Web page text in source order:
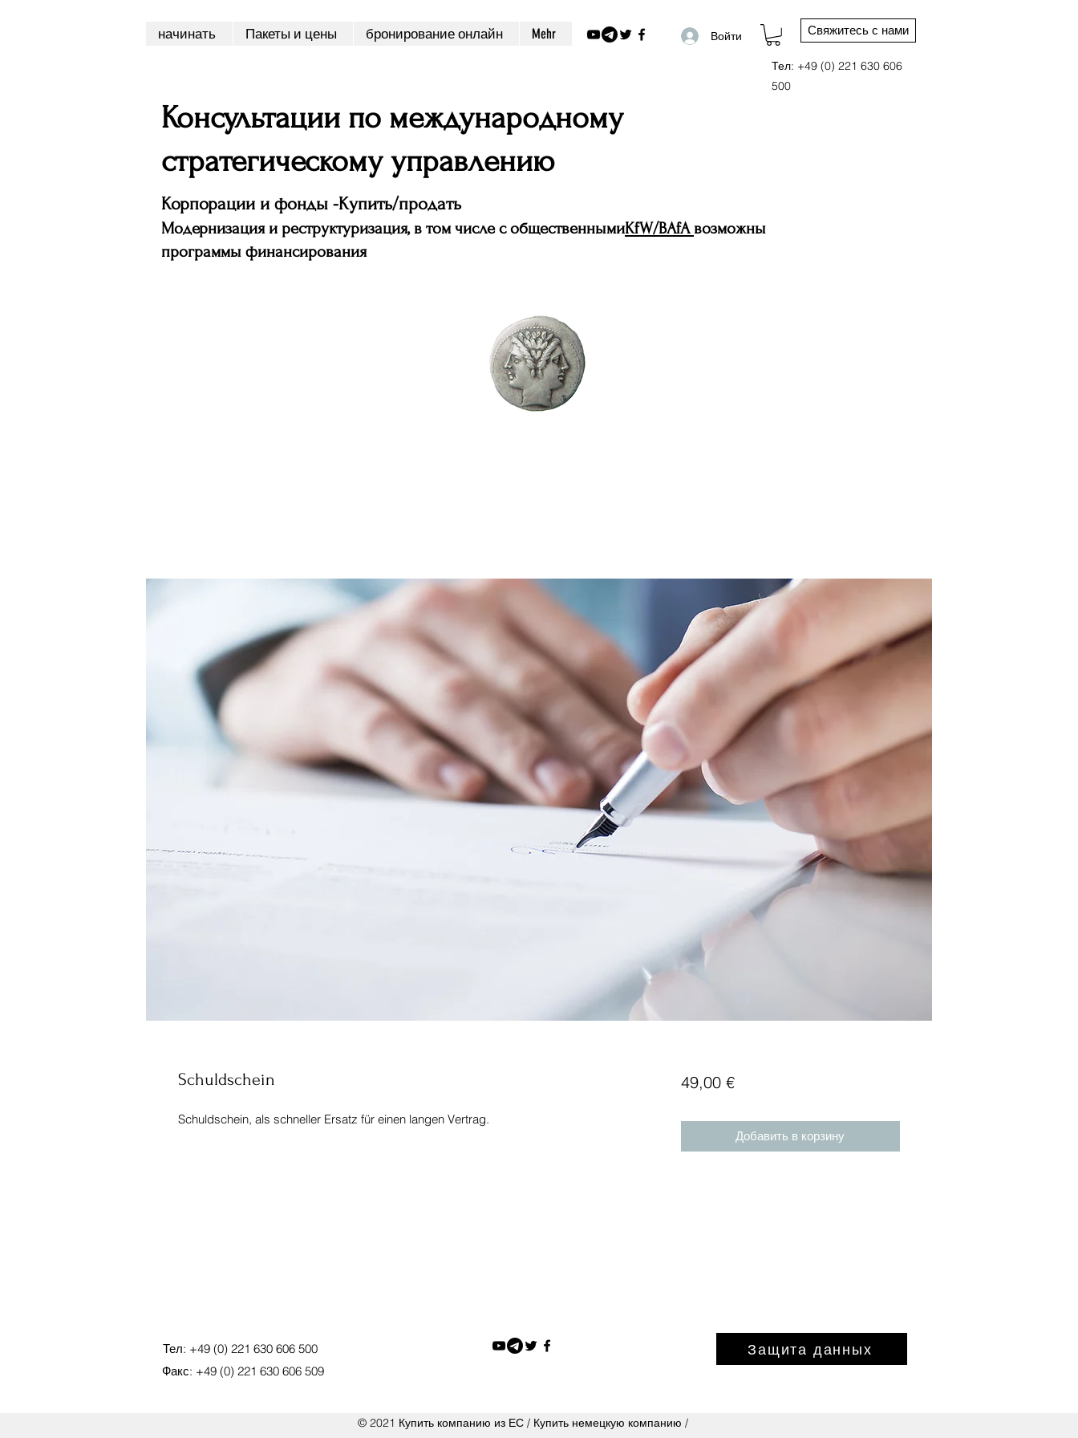
начинать Пакеты и цены бронирование онлайн Mehr Войти Свяжитесь с нами
Тел: +49 (0) 221 630 606
500
Консультации по международному
стратегическому управлению
Корпорации и фонды -Купить/продать
Модернизация и реструктуризация, в том числе с общественнымиKfW/BAfA возможны
программы финансирования
Schuldschein
Schuldschein, als schneller Ersatz für einen langen Vertrag.
49,00 €Цена
Добавить в корзину
Тел: +49 (0) 221 630 606 500
Факс: +49 (0) 221 630 606 509
Защита данных
© 2021 Купить компанию из ЕС / Купить немецкую компанию /